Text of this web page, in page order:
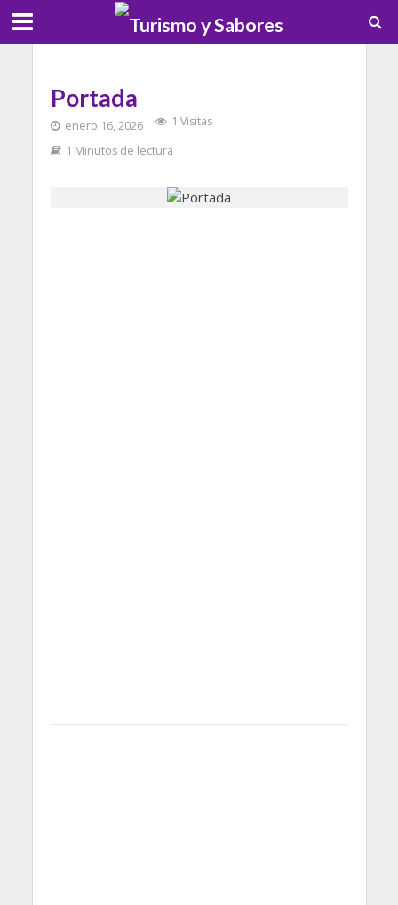
Portada
enero 16, 2026
1 Visitas
1 Minutos de lectura